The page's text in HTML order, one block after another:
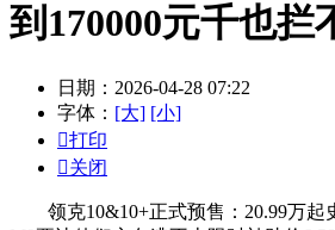
到170000元千也拦
日期：2026-04-28 07:22
字体： [大] [小]
打印
关闭
领克10&10+正式预售：20.99万起